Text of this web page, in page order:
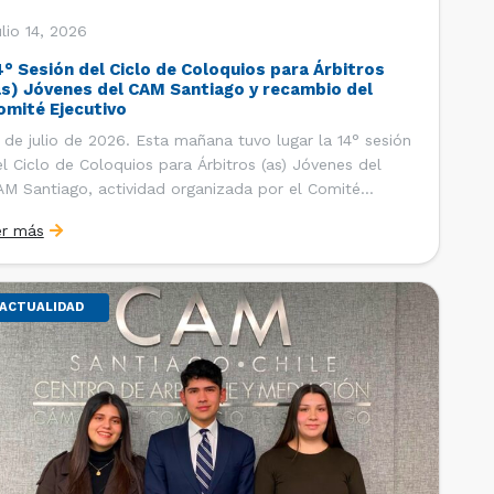
14, 2026
Sesión del Ciclo de Coloquios para Árbitros
Jóvenes del CAM Santiago y recambio del
Ejecutivo
de julio de 2026. Esta mañana tuvo lugar la 14° sesión
Ciclo de Coloquios para Árbitros (as) Jóvenes del
Santiago, actividad organizada por el Comité
y Relaciones Internacionales del Centro, con la
de que los integrantes […]
más
ACTUALIDAD